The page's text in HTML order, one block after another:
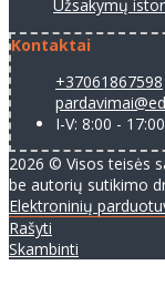
Užsakymų
Kontaktai
+37061867598
I-V: 8:00 - 17:00
2026 © Visos teisės
be autorių sutikimo
Elektroninių
Rašyti
Skambinti